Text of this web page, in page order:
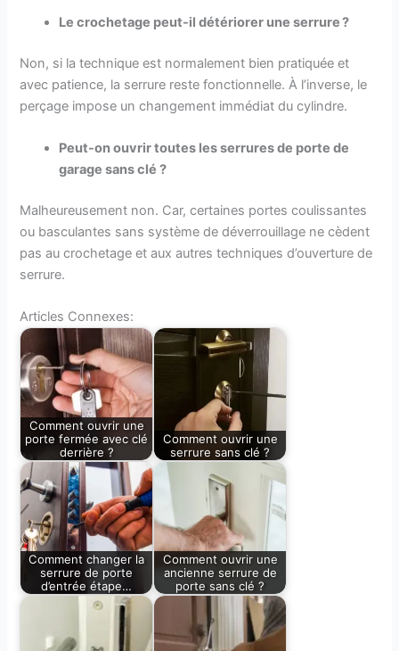
Le crochetage peut-il détériorer une serrure ?
Non, si la technique est normalement bien pratiquée et
avec patience, la serrure reste fonctionnelle. À l’inverse, le
perçage impose un changement immédiat du cylindre.
Peut-on ouvrir toutes les serrures de porte de
garage sans clé ?
Malheureusement non. Car, certaines portes coulissantes
ou basculantes sans système de déverrouillage ne cèdent
pas au crochetage et aux autres techniques d’ouverture de
serrure.
Articles Connexes:
Comment ouvrir une
porte fermée avec clé
derrière ?
Comment ouvrir une
serrure sans clé ?
Comment changer la
serrure de porte
d’entrée étape…
Comment ouvrir une
ancienne serrure de
porte sans clé ?